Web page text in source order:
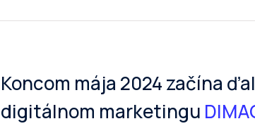
Koncom mája 2024 začína
digitálnom marketingu